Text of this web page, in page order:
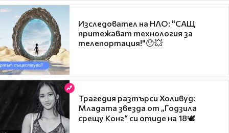
Изследовател на НЛО: "САЩ
притежават технология за
телепортация!"😯💥
Трагедия разтърси Холивуд:
Младата звезда от „Годзила
срещу Конг“ си отиде на 18🕊️